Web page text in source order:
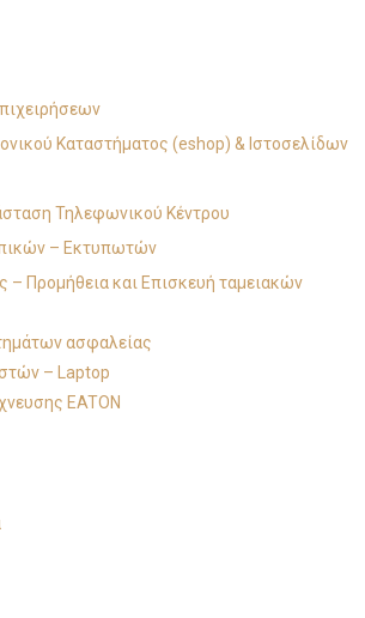
Καταστήματος (eshop) & Ιστοσελίδων
Τηλεφωνικού Κέντρου
– Εκτυπωτών
– Προμήθεια και Επισκευή ταμειακών
ασφαλείας
– Laptop
EATON